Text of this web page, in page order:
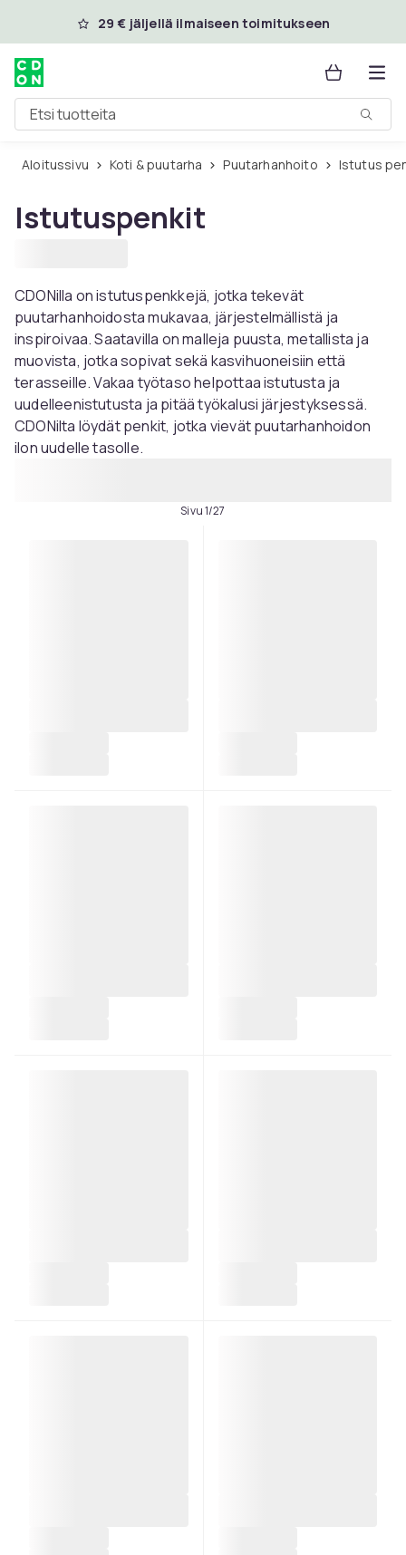
Ohita ja siirry pääsisältöön
29 € jäljellä ilmaiseen toimitukseen
Etsi tuotteita
Aloitussivu Koti & puutarha Puutarhanhoito Istutus
Istutuspenkit
CDONilla on istutuspenkkejä, jotka tekevät
puutarhanhoidosta mukavaa, järjestelmällistä ja
inspiroivaa. Saatavilla on malleja puusta, metallista ja
muovista, jotka sopivat sekä kasvihuoneisiin että
terasseille. Vakaa työtaso helpottaa istutusta ja
uudelleenistutusta ja pitää työkalusi järjestyksessä.
CDONilta löydät penkit, jotka vievät puutarhanhoidon
ilon uudelle tasolle.
Sivu 1/27